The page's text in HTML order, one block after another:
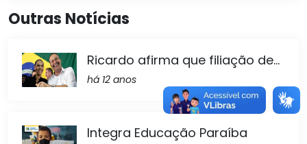
Outras Notícias
Ricardo afirma que filiação de...
há 12 anos
Integra Educação Paraíba